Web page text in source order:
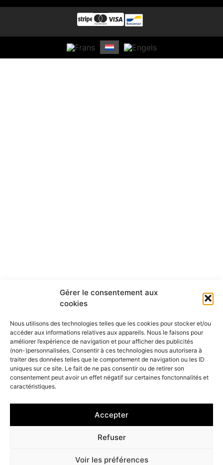
Gérer le consentement aux
cookies
Nous utilisons des technologies telles que les cookies pour stocker et/ou
accéder aux informations relatives aux appareils. Nous le faisons pour
améliorer l’expérience de navigation et pour afficher des publicités
(non-)personnalisées. Consentir à ces technologies nous autorisera à
traiter des données telles que le comportement de navigation ou les ID
uniques sur ce site. Le fait de ne pas consentir ou de retirer son
consentement peut avoir un effet négatif sur certaines fonctonnalités et
caractéristiques.
Accepter
Refuser
Voir les préférences